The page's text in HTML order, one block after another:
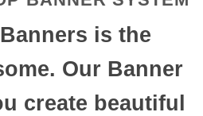
Banners is the
Our Banner
create beautiful